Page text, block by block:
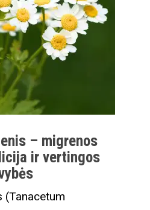
– migrenos
ir vertingos
(Tanacetum